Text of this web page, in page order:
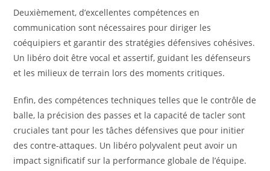
Deuxièmement, d’excellentes compétences en
communication sont nécessaires pour diriger les
coéquipiers et garantir des stratégies défensives cohésives.
Un libéro doit être vocal et assertif, guidant les défenseurs
et les milieux de terrain lors des moments critiques.
Enfin, des compétences techniques telles que le contrôle de
balle, la précision des passes et la capacité de tacler sont
cruciales tant pour les tâches défensives que pour initier
des contre-attaques. Un libéro polyvalent peut avoir un
impact significatif sur la performance globale de l’équipe.